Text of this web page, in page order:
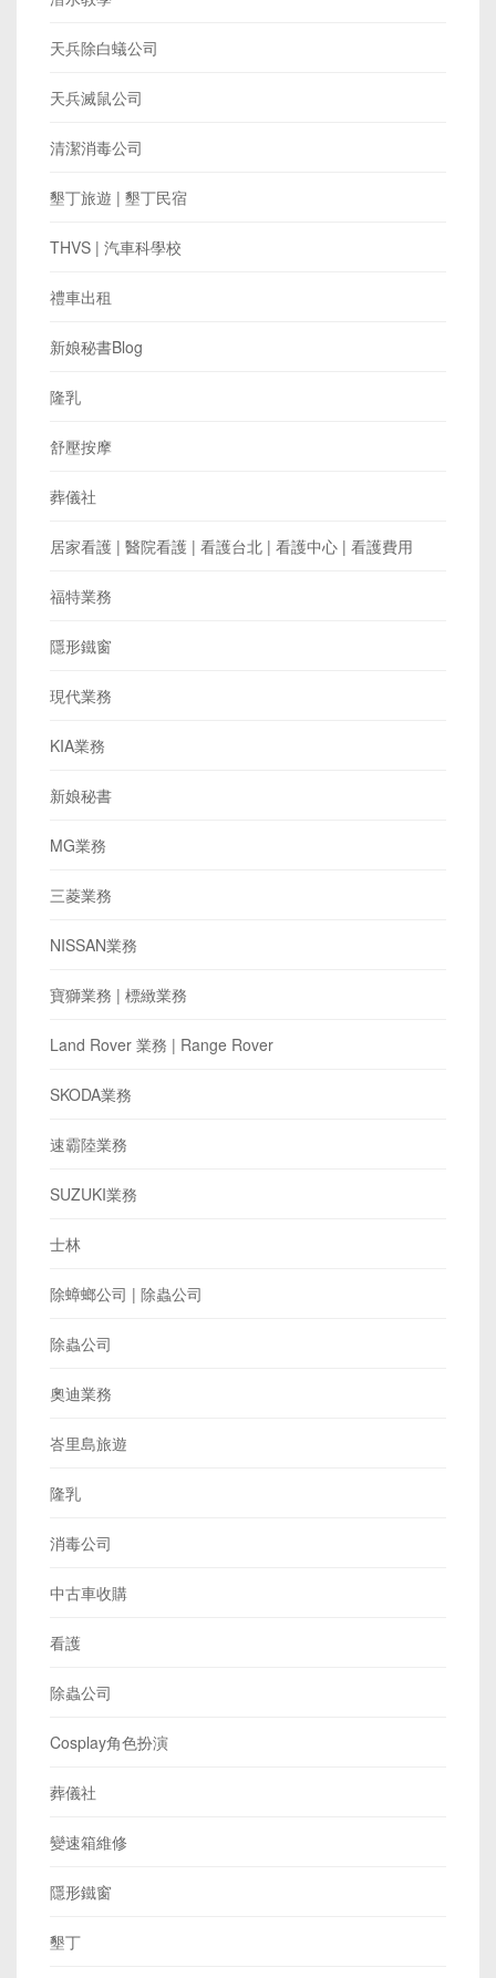
天兵除白蟻公司
天兵滅鼠公司
清潔消毒公司
墾丁旅遊 | 墾丁民宿
THVS | 汽車科學校
禮車出租
新娘秘書Blog
隆乳
舒壓按摩
葬儀社
居家看護 | 醫院看護 | 看護台北 | 看護中心 | 看護費用
福特業務
隱形鐵窗
現代業務
KIA業務
新娘秘書
MG業務
三菱業務
NISSAN業務
寶獅業務 | 標緻業務
Land Rover 業務 | Range Rover
SKODA業務
速霸陸業務
SUZUKI業務
士林
除蟑螂公司 | 除蟲公司
除蟲公司
奧迪業務
峇里島旅遊
隆乳
消毒公司
中古車收購
看護
除蟲公司
Cosplay角色扮演
葬儀社
變速箱維修
隱形鐵窗
墾丁